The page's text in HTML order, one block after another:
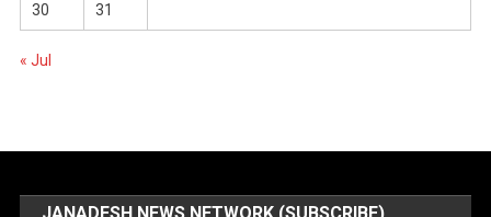
30 31
« Jul